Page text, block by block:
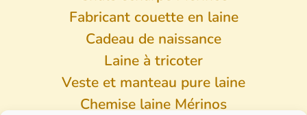
Fabricant couette en laine
Cadeau de naissance
Laine à tricoter
Veste et manteau pure laine
Chemise laine Mérinos